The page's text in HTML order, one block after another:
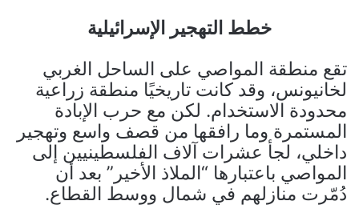
خطط التهجير الإسرائيلية
تقع منطقة المواصي على الساحل الغربي
لخانيونس، وقد كانت تاريخيًا منطقة زراعية
محدودة الاستخدام. لكن مع حرب الإبادة
المستمرة وما رافقها من قصف واسع وتهجير
داخلي، لجأ عشرات آلاف الفلسطينيين إلى
المواصي باعتبارها “الملاذ الأخير” بعد أن
دُمّرت منازلهم في شمال ووسط القطاع.